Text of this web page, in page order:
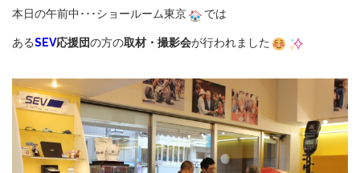
本日の午前中･･･ショールーム東京 では
あるSEV応援団の方の取材・撮影会が行われました